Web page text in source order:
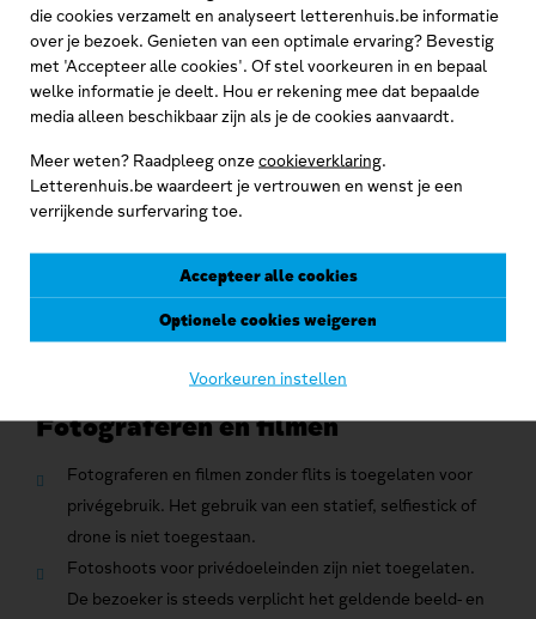
die cookies verzamelt en analyseert letterenhuis.be informatie
over je bezoek. Genieten van een optimale ervaring? Bevestig
met 'Accepteer alle cookies'. Of stel voorkeuren in en bepaal
welke informatie je deelt. Hou er rekening mee dat bepaalde
media alleen beschikbaar zijn als je de cookies aanvaardt.
Meer weten? Raadpleeg onzecookieverklaring.
Letterenhuis.be waardeert je vertrouwen en wenst je een
verrijkende surfervaring toe.
Accepteer alle cookies
Optionele cookies weigeren
Voorkeuren instellen
Afgebakende delen van de publieksruimte of
aangrenzende ruimtes mogen niet worden betreden
zonder uitdrukkelijke toelating van een medewerker van
het Letterenhuis.
expo en in de magazijnruimtes.
Storend en hinderlijk gedrag zoals roepen, agressie,
grensoverschrijdend gedrag, opzettelijke beschadigingen
zijn niet toegelaten.
Bij niet naleving kan de medewerker de bezoeker vragen
Fotograferen en filmen
Fotograferen en filmen zonder flits is toegelaten voor
privégebruik. Het gebruik van een statief, selfiestick of
drone is niet toegestaan.
Fotoshoots voor privédoeleinden zijn niet toegelaten.
De bezoeker is steeds verplicht het geldende beeld- en